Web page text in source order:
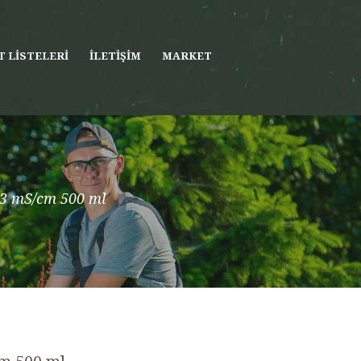
LISTELERI İLETIŞIM MARKET
mS/cm 500 ml